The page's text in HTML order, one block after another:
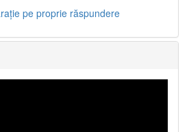
pe proprie răspundere